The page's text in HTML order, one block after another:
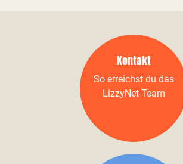
Kontakt
So erreichst du das
LizzyNet-Team